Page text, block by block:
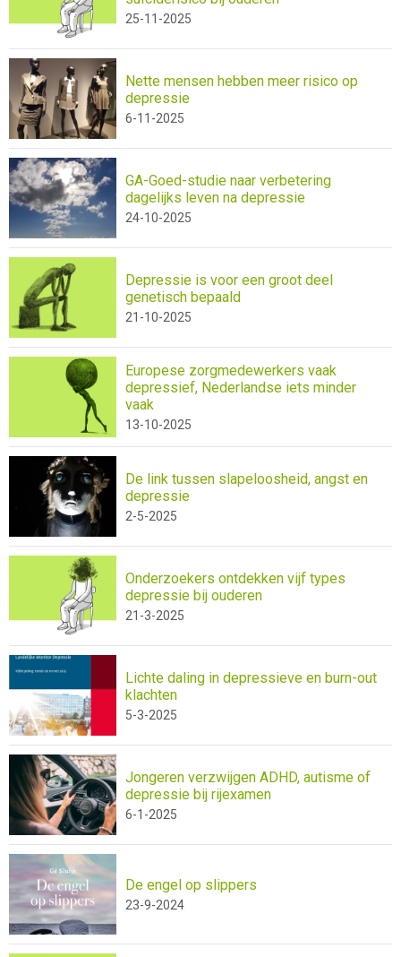
25-11-2025
Nette mensen hebben meer risico op
depressie
6-11-2025
GA-Goed-studie naar verbetering
dagelijks leven na depressie
24-10-2025
Depressie is voor een groot deel
genetisch bepaald
21-10-2025
Europese zorgmedewerkers vaak
depressief, Nederlandse iets minder
vaak
13-10-2025
De link tussen slapeloosheid, angst en
depressie
2-5-2025
Onderzoekers ontdekken vijf types
depressie bij ouderen
21-3-2025
Lichte daling in depressieve en burn-out
klachten
5-3-2025
Jongeren verzwijgen ADHD, autisme of
depressie bij rijexamen
6-1-2025
De engel op slippers
23-9-2024